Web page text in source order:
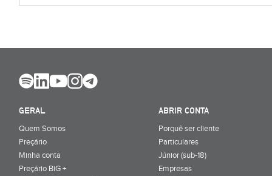
GERAL
Quem Somos
Preçário
Minha conta
Preçário BiG +
ABRIR CONTA
Porquê ser cliente
Particulares
Júnior (sub-18)
Empresas